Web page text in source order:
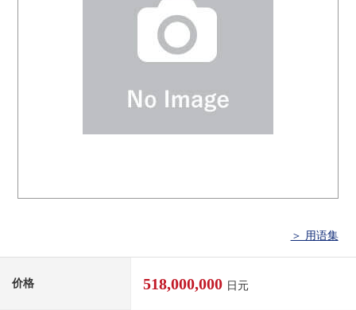
＞ 用语集
价格 518,000,000 日元